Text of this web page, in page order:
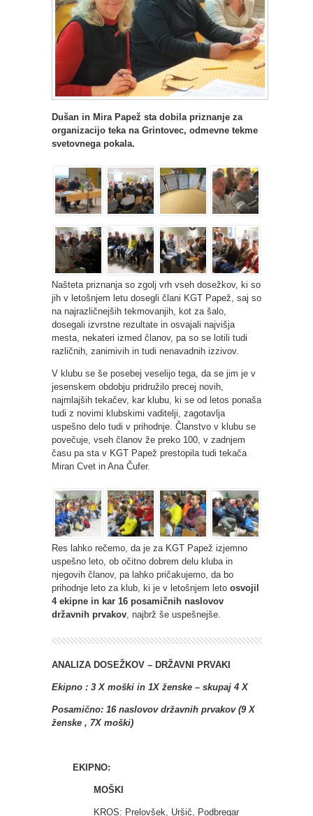
Dušan in Mira Papež sta dobila priznanje za
organizacijo teka na Grintovec, odmevne tekme
svetovnega pokala.
Našteta priznanja so zgolj vrh vseh dosežkov, ki so
jih v letošnjem letu dosegli člani KGT Papež, saj so
na najrazličnejših tekmovanjih, kot za šalo,
dosegali izvrstne rezultate in osvajali najvišja
mesta, nekateri izmed članov, pa so se lotili tudi
različnih, zanimivih in tudi nenavadnih izzivov.
V klubu se še posebej veselijo tega, da se jim je v
jesenskem obdobju pridružilo precej novih,
najmlajših tekačev, kar klubu, ki se od letos ponaša
tudi z novimi klubskimi vaditelji, zagotavlja
uspešno delo tudi v prihodnje. Članstvo v klubu se
povečuje, vseh članov že preko 100, v zadnjem
času pa sta v KGT Papež prestopila tudi tekača
Miran Cvet in Ana Čufer.
Res lahko rečemo, da je za KGT Papež izjemno
uspešno leto, ob očitno dobrem delu kluba in
njegovih članov, pa lahko pričakujemo, da bo
prihodnje leto za klub, ki je v letošnjem leto osvojil
4 ekipne in kar 16 posamičnih naslovov
državnih prvakov , najbrž še uspešnejše.
ANALIZA DOSEŽKOV – DRŽAVNI PRVAKI
Ekipno : 3 X moški in 1X ženske – skupaj 4 X
Posamično: 16 naslovov državnih prvakov (9 X
ženske , 7X moški)
EKIPNO:
MOŠKI
KROS: Prelovšek, Uršič, Podbregar